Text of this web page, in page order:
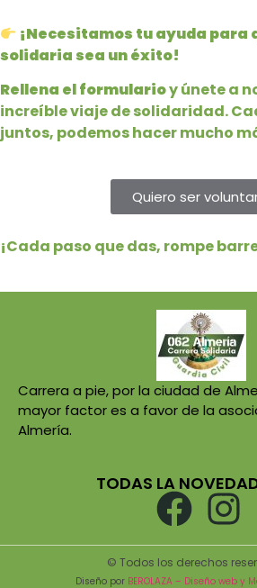
¡Necesitamos tu ayuda para
solidaria sea un éxito!
Rellena el formularioy únete a
increíble viaje de solidaridad.
juntos, podemos hacer mucho
Quiero ser
¡Cada paso que das, rompe
Carrera a pie, por la ciudad de
mayor factor es a favor de la
Almería.
TODAS LA
© Todos los derechos
Diseño por BEROLAZA – Diseño web y